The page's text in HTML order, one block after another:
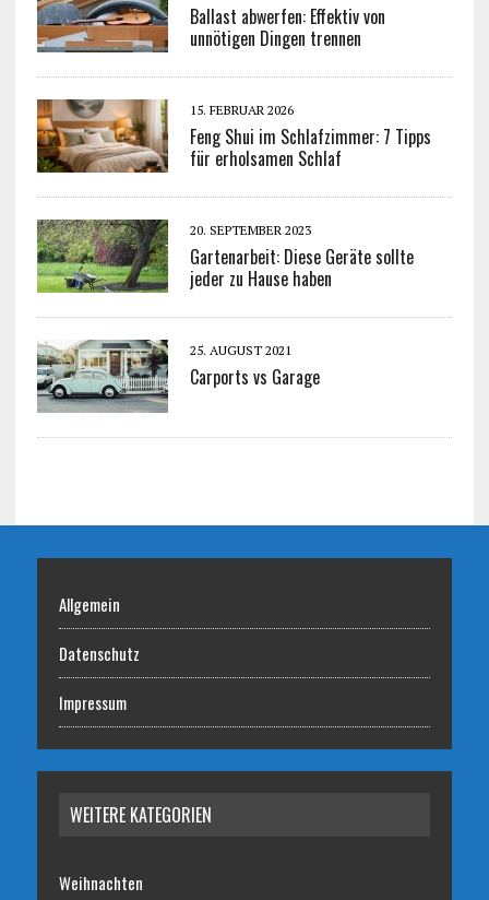
Ballast abwerfen: Effektiv von
unnötigen Dingen trennen
15. FEBRUAR 2026
Feng Shui im Schlafzimmer: 7 Tipps
für erholsamen Schlaf
20. SEPTEMBER 2023
Gartenarbeit: Diese Geräte sollte
jeder zu Hause haben
25. AUGUST 2021
Carports vs Garage
Allgemein
Datenschutz
Impressum
WEITERE KATEGORIEN
Weihnachten